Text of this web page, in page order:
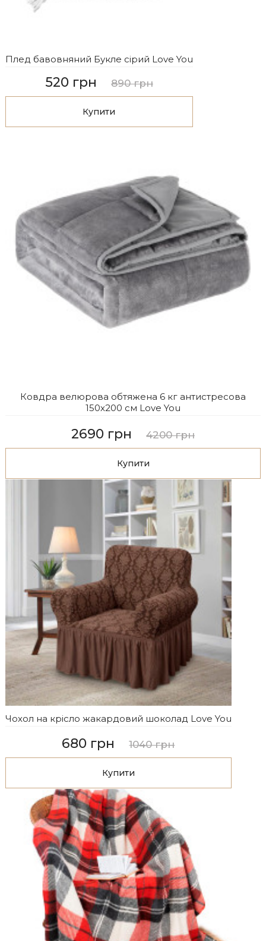
Плед бавовняний Букле сірий Love You
520 грн 890 грн
Купити
Ковдра велюрова обтяжена 6 кг антистресова
150х200 см Love You
2690 грн 4200 грн
Купити
Чохол на крісло жакардовий шоколад Love You
680 грн 1040 грн
Купити